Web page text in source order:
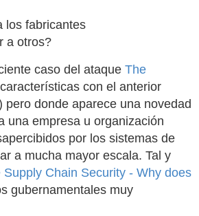
los fabricantes
a otros?
caso del ataque The
con el anterior
donde aparece una novedad
una empresa u organización
por los sistemas de
a mucha mayor escala. Tal y
Chain Security - Why does
gubernamentales muy